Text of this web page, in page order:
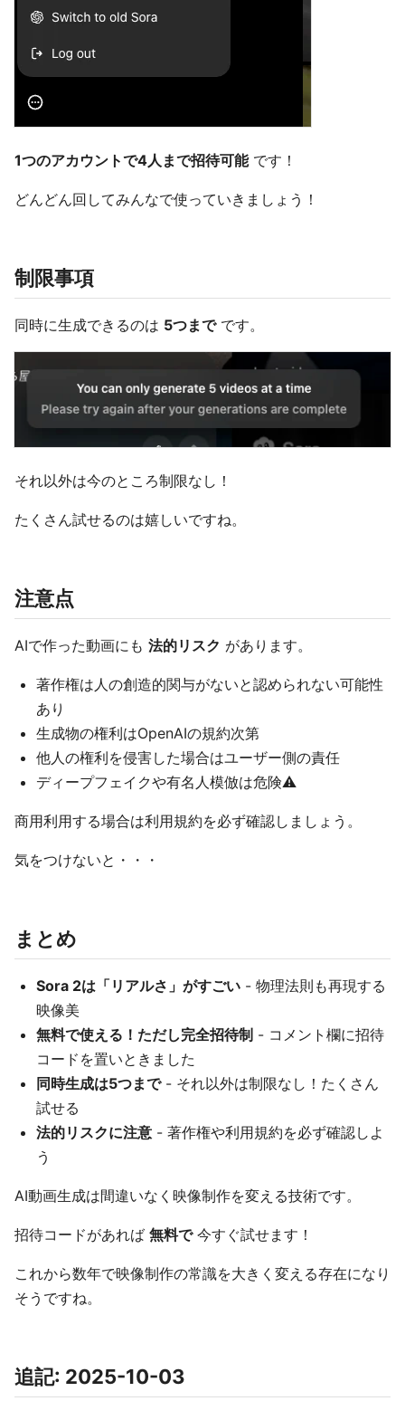
1つのアカウントで4人まで招待可能です！
どんどん回してみんなで使っていきましょう！
制限事項
同時に生成できるのは 5つまでです。
それ以外は今のところ制限なし！
たくさん試せるのは嬉しいですね。
注意点
AIで作った動画にも 法的リスク があります。
著作権は人の創造的関与がないと認められない可能性
あり
生成物の権利はOpenAIの規約次第
他人の権利を侵害した場合はユーザー側の責任
ディープフェイクや有名人模倣は危険⚠️
商用利用する場合は利用規約を必ず確認しましょう。
気をつけないと・・・
まとめ
Sora 2は「リアルさ」がすごい - 物理法則も再現する
映像美
無料で使える！ただし完全招待制 - コメント欄に招待
コードを置いときました
同時生成は5つまで- それ以外は制限なし！たくさん
試せる
法的リスクに注意 - 著作権や利用規約を必ず確認しよ
う
AI動画生成は間違いなく映像制作を変える技術です。
招待コードがあれば 無料で今すぐ試せます！
これから数年で映像制作の常識を大きく変える存在になり
そうですね。
追記: 2025-10-03